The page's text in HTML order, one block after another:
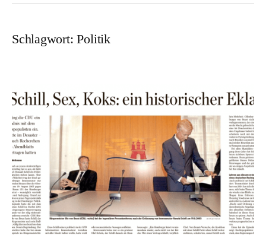
Schlagwort:Politik